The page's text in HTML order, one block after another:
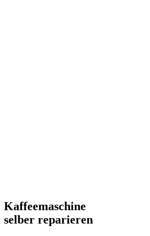
Kaffeemaschine
selber reparieren